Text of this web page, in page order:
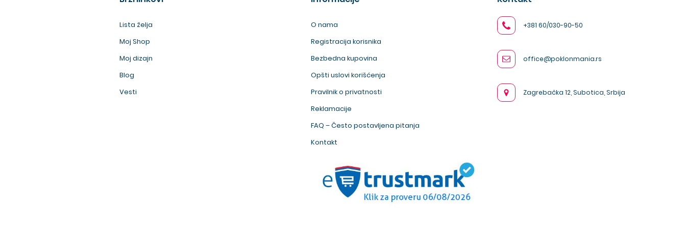
Lista želja
Moj Shop
Moj dizajn
Blog
Vesti
O nama
Registracija korisnika
Bezbedna kupovina
Opšti uslovi korišćenja
Pravilnik o privatnosti
Reklamacije
FAQ – Često postavljena pitanja
Kontakt
+381 60/030-90-50
office@poklonmania.rs
Zagrebačka 12, Subotica, Srbija